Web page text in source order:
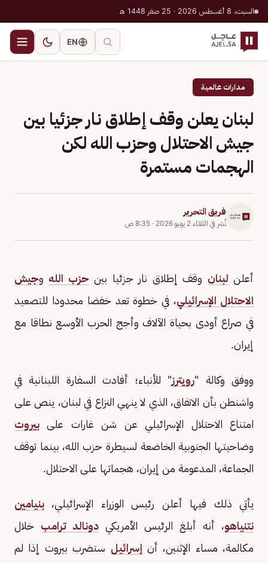
السبت، 8 أغسطس 2026 · 25 صفر 1448 هـ
EN
مدارات عالمية
لبنان يعلن وقف إطلاق نار جزئيا بين
جيش الاحتلال وحزب الله لكن
الهجمات مستمرة
فريق التحرير
نُشر في الثلاثاء 2 يونيو 2026 · 8:35 ص
أعلن لبنان وقف إطلاق نار جزئيا بين حزب الله وجيش
الاحتلال الإسرائيلي، في خطوة تعد خفضا محدودا ​للتصعيد
في صراع أودى بحياة الآلاف وأجج الحرب الأوسع نطاقا مع
إيران.
ووفق وكالة "رويترز" للأنباء؛ أفادت السفارة اللبنانية في
واشنطن بأن الاتفاق، الذي ‌لا ينهي النزاع في لبنان، ينص على
امتناع الاحتلال الإسرائيلي عن شن غارات على بيروت
وضاحيتها الجنوبية الخاضعة لسيطرة حزب الله، بينما توقف
الجماعة، المدعومة من إيران، هجماتها على الاحتلال.
يأتي ذلك فيها أعلن رئيس الوزراء الإسرائيلي، بنيامين
نتنياهو، أنه أبلغ الرئيس الأمريكي دونالد ترامب خلال
مكالمة، مساء الإثنين، أن إسرائيل ستضرب بيروت إذا لم